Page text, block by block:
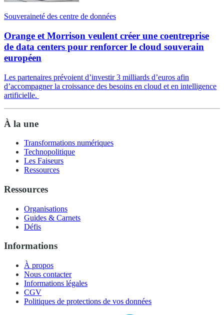
Souveraineté des centre de données
Orange et Morrison veulent créer une coentreprise
de data centers pour renforcer le cloud souverain
européen
Les partenaires prévoient d’investir 3 milliards d’euros afin
d’accompagner la croissance des besoins en cloud et en intelligence
artificielle.
À la une
Transformations numériques
Technopolitique
Les Faiseurs
Ressources
Ressources
Organisations
Guides & Carnets
Défis
Informations
À propos
Nous contacter
Informations légales
CGV
Politiques de protections de vos données